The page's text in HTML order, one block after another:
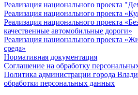
Реализация национального проекта
Реализация национального проекта
Реализация национального проекта
качественные автомобильные дороги»
Реализация национального проекта
среда»
Нормативная документация
Соглашение на обработку
Политика администрации города
обработки персональных данных